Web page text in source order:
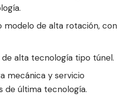
modelo de alta rotación, con
alta tecnología tipo túnel.
mecánica y servicio
de última tecnología.